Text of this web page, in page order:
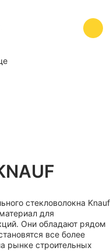
стекловолокна Knauf
для
Они обладают рядом
все более
рынке строительных